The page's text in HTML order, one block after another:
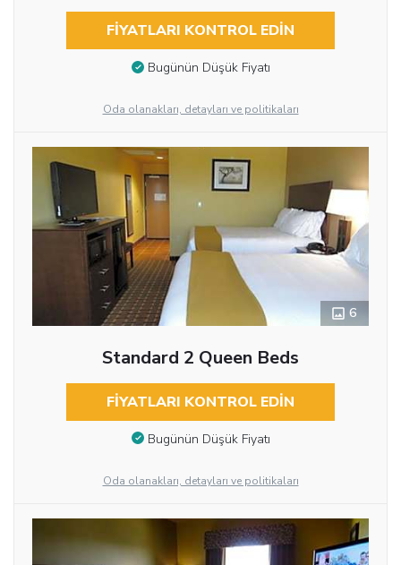
FIYATLARI KONTROL EDIN
Bugünün Düşük Fiyatı
Oda olanakları, detayları ve politikaları
6
Standard 2 Queen Beds
FIYATLARI KONTROL EDIN
Bugünün Düşük Fiyatı
Oda olanakları, detayları ve politikaları